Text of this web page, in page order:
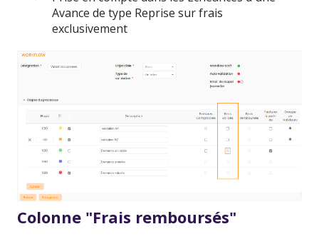
Avance de type Reprise sur frais
exclusivement
Colonne "Frais remboursés"